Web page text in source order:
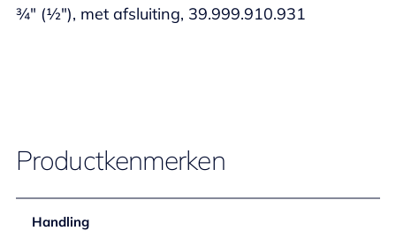
¾" (½"), met afsluiting, 39.999.910.931
Productkenmerken
Handling